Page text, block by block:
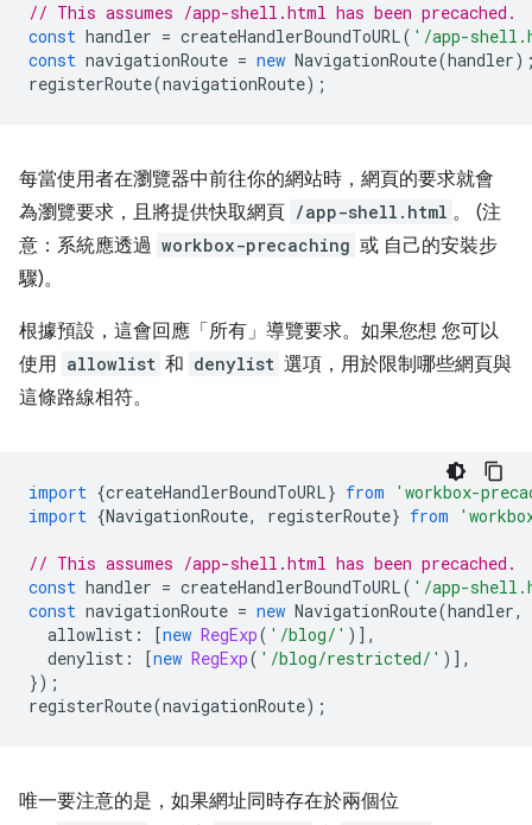
// This assumes /app-shell.html has been precached.
const handler = createHandlerBoundToURL( '/app-
const navigationRoute = new NavigationRoute(handler
registerRoute(navigationRoute);
每當使用者在瀏覽器中前往你的網站時，網頁的要求就會
為瀏覽要求，且將提供快取網頁 /app-shell.html 。 (注
意：系統應透過 workbox-precaching 或 自己的安裝步
驟)。
根據預設，這會回應「所有」 導覽要求。如果您想 您可以
使用 allowlist 和 denylist 選項，用於限制哪些網頁與
這條路線相符。
import {createHandlerBoundToURL} from
'workbox-
import {NavigationRoute, registerRoute} from
// This assumes /app-shell.html has been precached.
const handler = createHandlerBoundToURL( '/app-
const navigationRoute = new NavigationRoute(handler,
allowlist : [new RegExp( '/blog/' )],
denylist : [new RegExp( '/blog/restricted/' )],
});
registerRoute(navigationRoute);
唯一要注意的是，如果網址同時存在於兩個位